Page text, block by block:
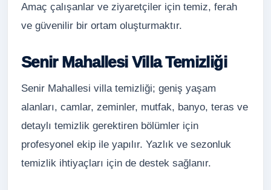
Amaç çalışanlar ve ziyaretçiler için temiz, ferah
ve güvenilir bir ortam oluşturmaktır.
Senir Mahallesi Villa Temizliği
Senir Mahallesi villa temizliği; geniş yaşam
alanları, camlar, zeminler, mutfak, banyo, teras ve
detaylı temizlik gerektiren bölümler için
profesyonel ekip ile yapılır. Yazlık ve sezonluk
temizlik ihtiyaçları için de destek sağlanır.